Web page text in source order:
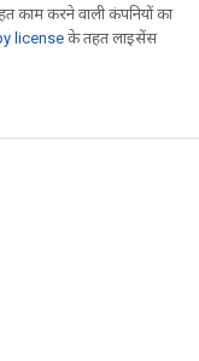
करने वाली कंपनियों का
license के तहत लाइसेंस